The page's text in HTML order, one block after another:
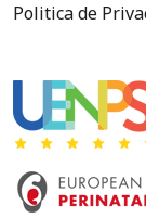
Politica de